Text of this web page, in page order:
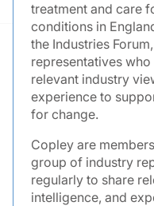
treatment and care
conditions in
the Industries
representatives
relevant industry
experience to
for change.
Copley are
group of industry
regularly to share
intelligence, and